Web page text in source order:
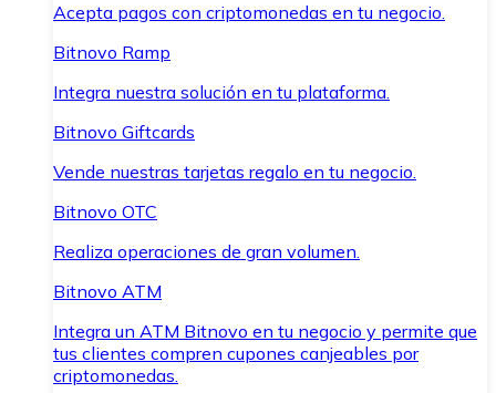
Acepta pagos con criptomonedas en tu negocio.
Bitnovo Ramp
Integra nuestra solución en tu plataforma.
Bitnovo Giftcards
Vende nuestras tarjetas regalo en tu negocio.
Bitnovo OTC
Realiza operaciones de gran volumen.
Bitnovo ATM
Integra un ATM Bitnovo en tu negocio y permite que
tus clientes compren cupones canjeables por
criptomonedas.